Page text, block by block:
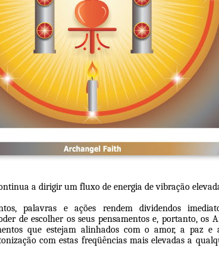
a dirigir um fluxo de energia de vibração
palavras e ações rendem dividendos
de escolher os seus pensamentos e, portanto, os
que estejam alinhados com o amor, a paz e
com estas freqüências mais elevadas a